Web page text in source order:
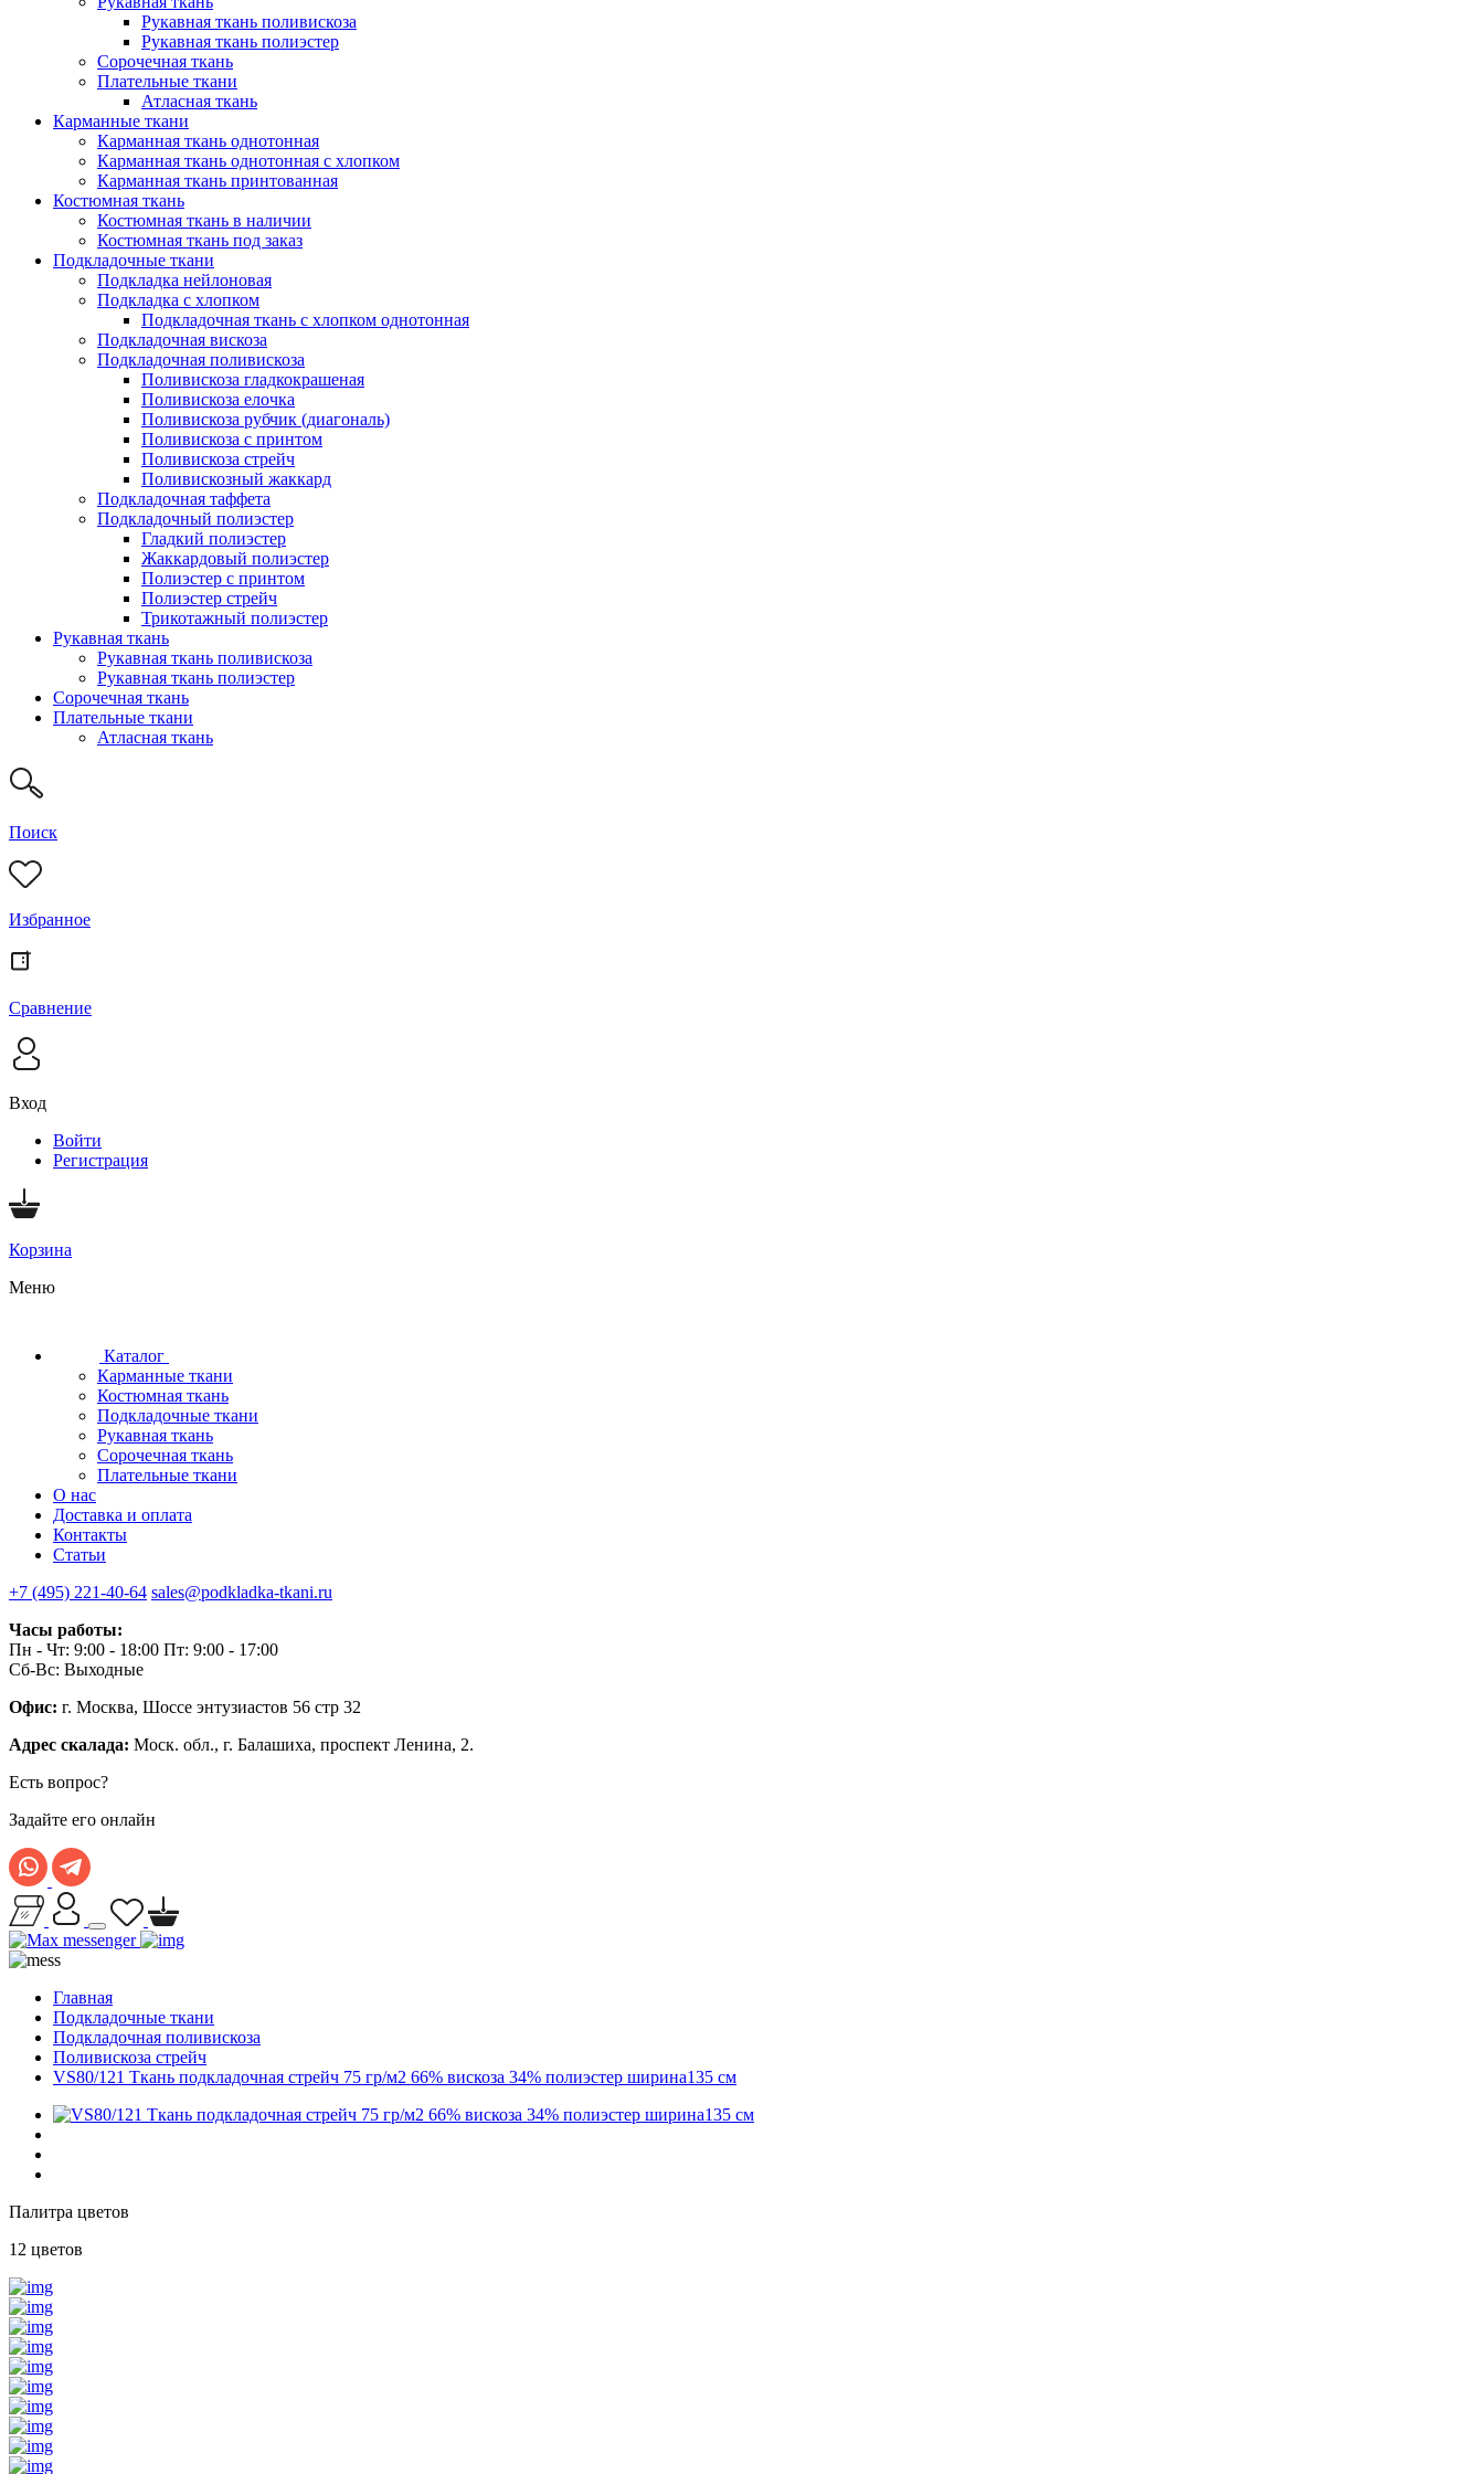
Рукавная ткань поливискоза
Рукавная ткань полиэстер
Сорочечная ткань
Плательные ткани
Атласная ткань
Карманные ткани
Карманная ткань однотонная
Карманная ткань однотонная с хлопком
Карманная ткань принтованная
Костюмная ткань
Костюмная ткань в наличии
Костюмная ткань под заказ
Подкладочные ткани
Подкладка нейлоновая
Подкладка с хлопком
Подкладочная ткань с хлопком однотонная
Подкладочная вискоза
Подкладочная поливискоза
Поливискоза гладкокрашеная
Поливискоза елочка
Поливискоза рубчик (диагональ)
Поливискоза с принтом
Поливискоза стрейч
Поливискозный жаккард
Подкладочная таффета
Подкладочный полиэстер
Гладкий полиэстер
Жаккардовый полиэстер
Полиэстер с принтом
Полиэстер стрейч
Трикотажный полиэстер
Рукавная ткань
Рукавная ткань поливискоза
Рукавная ткань полиэстер
Сорочечная ткань
Плательные ткани
Атласная ткань
Поиск
Избранное
Сравнение
Вход
Войти
Регистрация
Корзина
Меню
Каталог
Карманные ткани
Костюмная ткань
Подкладочные ткани
Рукавная ткань
Сорочечная ткань
Плательные ткани
О нас
Доставка и оплата
Контакты
Статьи
+7 (495) 221-40-64 sales@podkladka-tkani.ru
Часы работы:
Пн - Чт: 9:00 - 18:00 Пт: 9:00 - 17:00
Сб-Вс: Выходные
Офис: г. Москва, Шоссе энтузиастов 56 стр 32
Адрес скалада: Моск. обл., г. Балашиха, проспект Ленина, 2.
Есть вопрос?
Задайте его онлайн
Главная
Подкладочные ткани
Подкладочная поливискоза
Поливискоза стрейч
VS80/121 Ткань подкладочная стрейч 75 гр/м2 66% вискоза 34% полиэстер ширина135 см
Палитра цветов
12 цветов